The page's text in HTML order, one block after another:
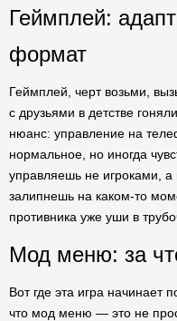
Геймплей:
формат
Геймплей, черт возьми,
с друзьями в детстве
нюанс: управление на
нормальное, но иногда
управляешь не игроками,
залипнешь на каком-то
противника уже уши в
Мод меню: за
Вот где эта игра начинает
что мод меню — это не